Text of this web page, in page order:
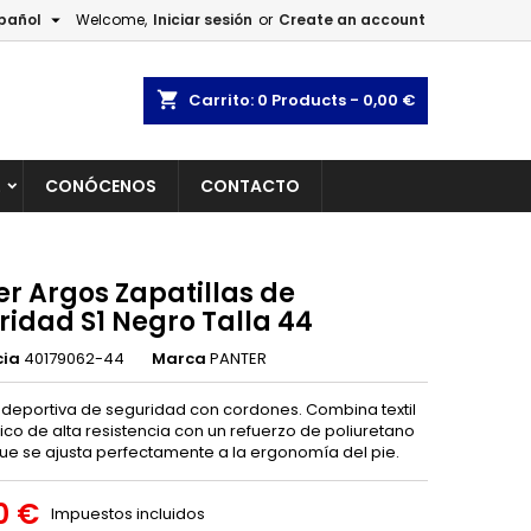
Welcome, Iniciar sesión or Create an account

shopping_cart Carrito: 0 Products - 0,00 €
CONÓCENOS CONTACTO
Argos Zapatillas de
S1 Negro Talla 44
40179062-44 Marca PANTER
de seguridad con cordones. Combina textil
de alta resistencia con un refuerzo de poliuretano
se ajusta perfectamente a la ergonomía del pie.
€ Impuestos incluidos